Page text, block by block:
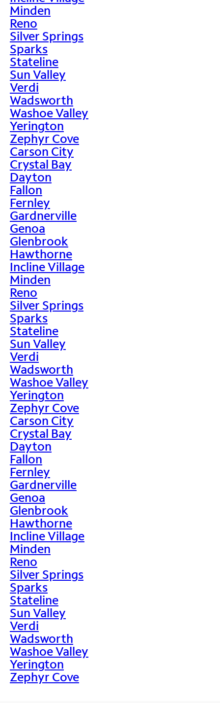
Minden
Reno
Silver Springs
Sparks
Stateline
Sun Valley
Verdi
Wadsworth
Washoe Valley
Yerington
Zephyr Cove
Carson City
Crystal Bay
Dayton
Fallon
Fernley
Gardnerville
Genoa
Glenbrook
Hawthorne
Incline Village
Minden
Reno
Silver Springs
Sparks
Stateline
Sun Valley
Verdi
Wadsworth
Washoe Valley
Yerington
Zephyr Cove
Carson City
Crystal Bay
Dayton
Fallon
Fernley
Gardnerville
Genoa
Glenbrook
Hawthorne
Incline Village
Minden
Reno
Silver Springs
Sparks
Stateline
Sun Valley
Verdi
Wadsworth
Washoe Valley
Yerington
Zephyr Cove